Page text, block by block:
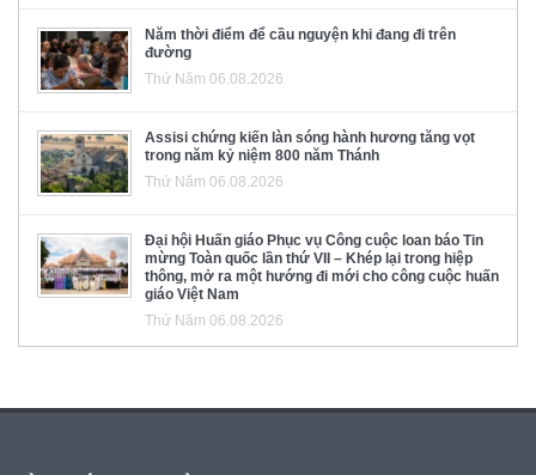
Năm thời điểm để cầu nguyện khi đang đi trên
đường
Thứ Năm 06.08.2026
Assisi chứng kiến làn sóng hành hương tăng vọt
trong năm kỷ niệm 800 năm Thánh
Thứ Năm 06.08.2026
Đại hội Huấn giáo Phục vụ Công cuộc loan báo Tin
mừng Toàn quốc lần thứ VII – Khép lại trong hiệp
thông, mở ra một hướng đi mới cho công cuộc huấn
giáo Việt Nam
Thứ Năm 06.08.2026